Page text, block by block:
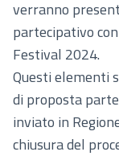
verranno
partecipativo
Festival 2024.
Questi elementi
di proposta
inviato in
chiusura del